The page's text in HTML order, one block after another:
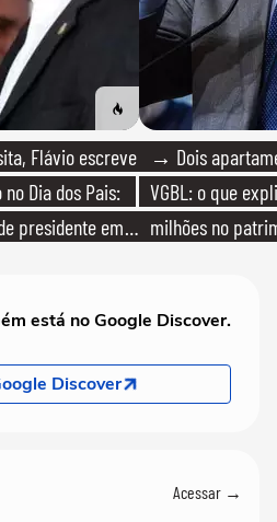
Flávio escreve
Dia dos Pais:
presidente em
→ Dois
VGBL: o que
milhões no
está no Google Discover.
Discover
Acessar →